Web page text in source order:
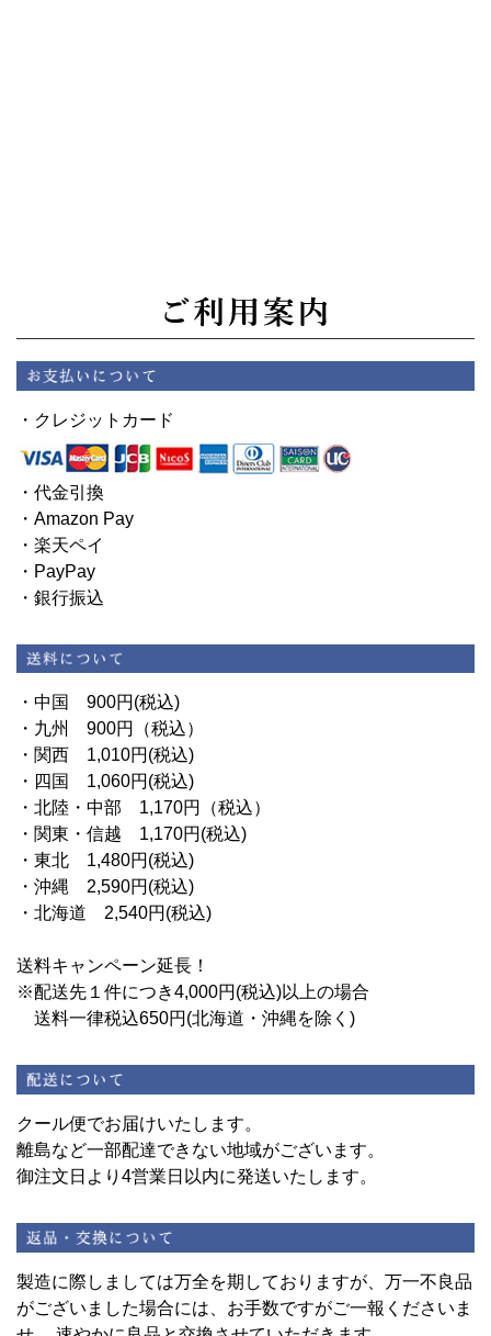
・クレジットカード
・代金引換
・Amazon Pay
・楽天ペイ
・PayPay
・銀行振込
・中国 900円(税込)
・九州 900円（税込）
・関西 1,010円(税込)
・四国 1,060円(税込)
・北陸・中部 1,170円（税込）
・関東・信越 1,170円(税込)
・東北 1,480円(税込)
・沖縄 2,590円(税込)
・北海道 2,540円(税込)
送料キャンペーン延長！
※配送先１件につき4,000円(税込)以上の場合
送料一律税込650円(北海道・沖縄を除く)
クール便でお届けいたします。
離島など一部配達できない地域がございます。
御注文日より4営業日以内に発送いたします。
製造に際しましては万全を期しておりますが、万一不良品
がございました場合には、お手数ですがご一報くださいま